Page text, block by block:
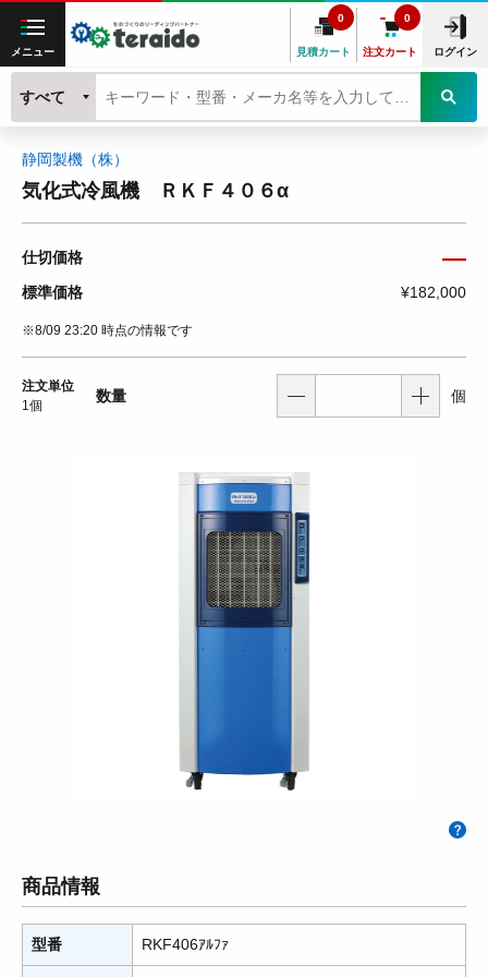
メニュー 見積カート
0
注文カート
0
ログイン
すべて
静岡製機（株）
気化式冷風機 ＲＫＦ４０６α
仕切価格 ―
標準価格 ¥182,000
※8/09 23:20 時点の情報です
注文単位
1個
数量 個
商品情報
型番 RKF406ｱﾙﾌｧ